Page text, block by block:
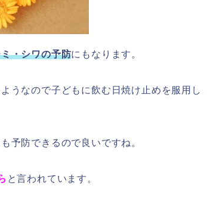
・シワの予防にもなります。
うなので子どもに飲む日焼け止めを服用し
予防できるので良いですね。
と言われています。